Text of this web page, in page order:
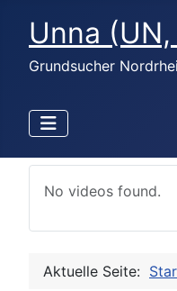
Unna
Grundsucher
No videos found.
Aktuelle Seite: